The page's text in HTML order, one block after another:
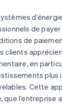
de
de
clients
en
plus
Cette
que l’entreprise